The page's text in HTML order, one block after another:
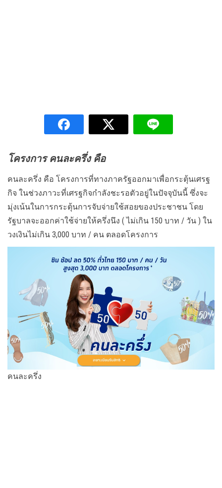
โครงการ คนละครึ่ง คือ
คนละครึ่ง คือ โครงการที่ทางภาครัฐออกมาเพื่อกระตุ้นเศรฐ
กิจ ในช่วงภาวะที่เศรฐกิจกำลังชะรอตัวอยู่ในปัจจุบันนี้ ซึ่งจะ
มุ่งเน้นในการกระตุ้นการจับจ่ายใช้สอยของประชาชน โดย
รัฐบาลจะออกค่าใช้จ่ายให้ครึ่งนึง ( ไม่เกิน 150 บาท / วัน ) ใน
วงเงินไม่เกิน 3,000 บาท / คน ตลอดโครงการ
คนละครึ่ง